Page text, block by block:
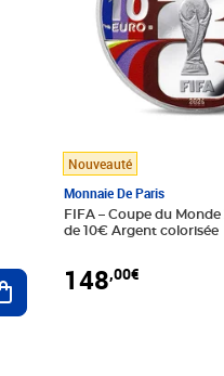
Ajouter au panier
Nouveauté
Monnaie De Paris
FIFA – Coupe du
de 10€ Argent colorisée
148,00€